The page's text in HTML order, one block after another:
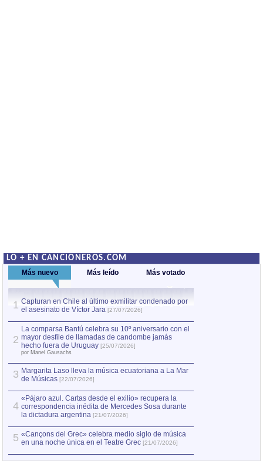
LO + EN CANCIONEROS.COM
Más nuevo Más leído Más votado
1 Capturan en Chile al último exmilitar condenado por
el asesinato de Víctor Jara [27/07/2026]
2
La comparsa Bantú celebra su 10º aniversario con el
mayor desfile de llamadas de candombe jamás
hecho fuera de Uruguay [25/07/2026]
por Manel Gausachs
3 Margarita Laso lleva la música ecuatoriana a La Mar
de Músicas [22/07/2026]
4
«Pájaro azul. Cartas desde el exilio» recupera la
correspondencia inédita de Mercedes Sosa durante
la dictadura argentina [21/07/2026]
5 «Cançons del Grec» celebra medio siglo de música
en una noche única en el Teatre Grec [21/07/2026]